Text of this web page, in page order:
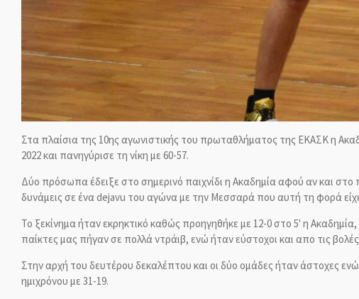
Στα πλαίσια της 10ης αγωνιστικής του πρωταθλήματος της ΕΚΑΣΚ η
2022 και πανηγύρισε τη νίκη με 60-57.
Δύο πρόσωπα έδειξε στο σημερινό παιχνίδι η Ακαδημία αφού αν και
δυνάμεις σε ένα dejavu του αγώνα με την Μεσσαρά που αυτή τη φορά
Το ξεκίνημα ήταν εκρηκτικό καθώς προηγηθήκε με 12-0 στο 5' η
παίκτες μας πήγαν σε πολλά ντράιβ, ενώ ήταν εύστοχοι και απο τις
Στην αρχή του δευτέρου δεκαλέπτου και οι δύο ομάδες ήταν άστοχες
ημιχρόνου με 31-19.